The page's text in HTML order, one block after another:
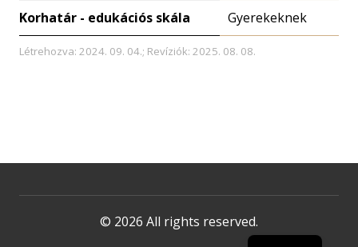
Korhatár - edukációs skála Gyerekeknek
Létrehozva: 2024. 09. 04.; Revíziók: 2025. 08. 08.
© 2026 All rights reserved.